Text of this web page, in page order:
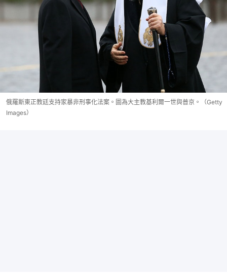
俄羅斯東正教廷支持家暴非刑事化法案。圖為大主教基利爾一世與普京。（Getty
Images）